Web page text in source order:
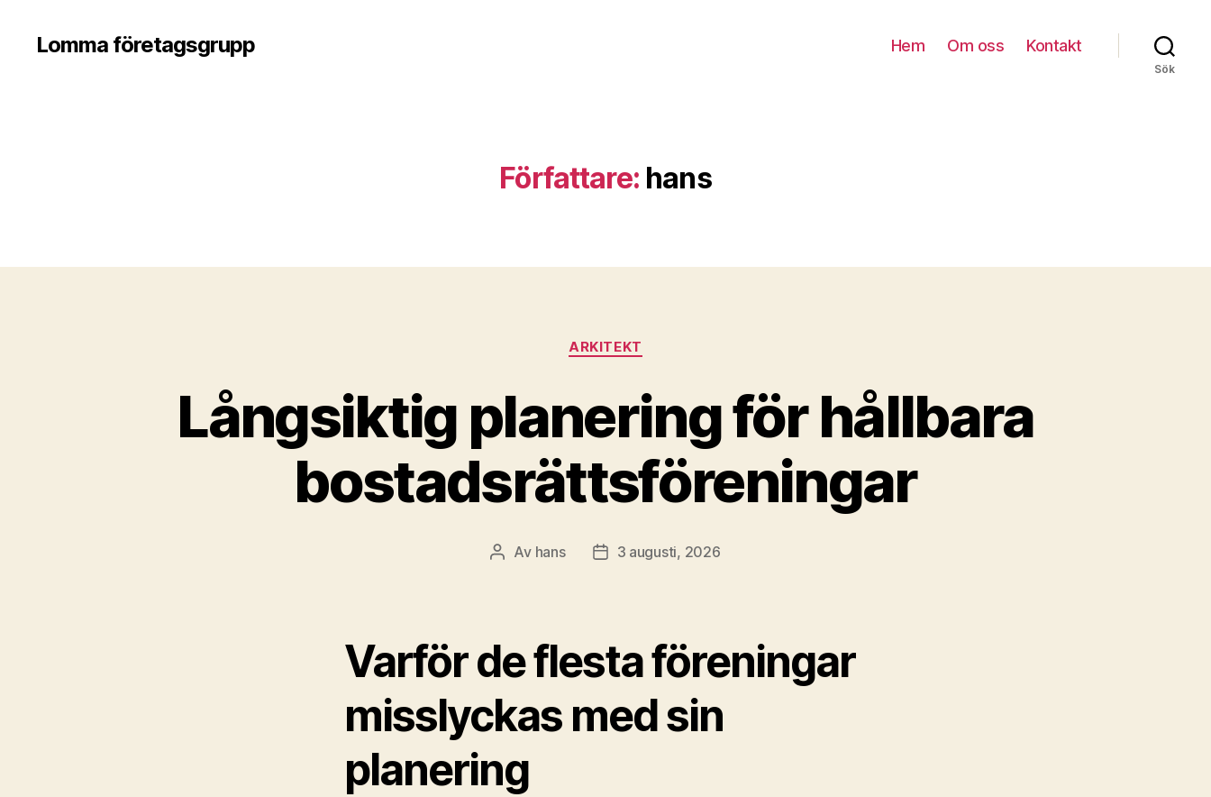
Lomma företagsgrupp Hem Om oss Kontakt
Sök
Författare: hans
Kategorier
ARKITEKT
Långsiktig planering för hållbara
bostadsrättsföreningar
Inläggsförfattare
Av hans Inläggsdatum
3 augusti, 2026
Varför de flesta föreningar
misslyckas med sin
planering